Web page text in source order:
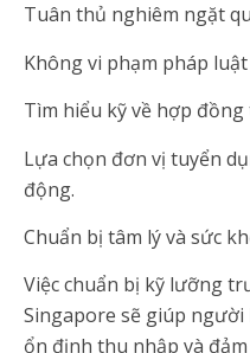
Tuân thủ nghiêm ngặt
Không vi phạm pháp
Tìm hiểu kỹ về hợp
Lựa chọn đơn vị tuyển
động.
Chuẩn bị tâm lý và sức
Việc chuẩn bị kỹ lưỡng
Singapore sẽ giúp người
ổn định thu nhập và